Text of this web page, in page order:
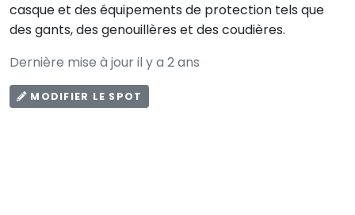
casque et des équipements de protection tels que
des gants, des genouillères et des coudières.
Dernière mise à jour il y a 2 ans
MODIFIER LE SPOT